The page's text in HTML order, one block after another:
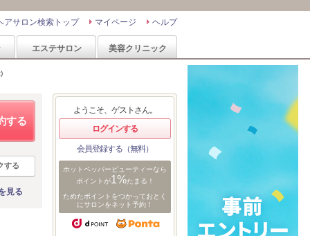
ヘルプ
マイページ
アサロン検索トップ
エステサロン 美容クリニック
する
する
見る
ようこそ、ゲストさん。
ログインする
会員登録する（無料）
ホットペッパービューティーなら
ポイントが1%たまる！
ためたポイントをつかっておとく
にサロンをネット予約！